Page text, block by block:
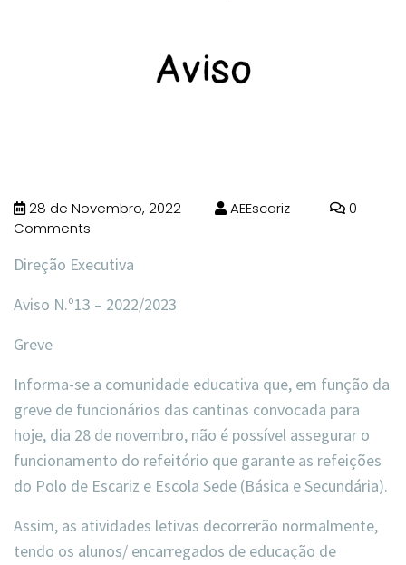
28 de Novembro, 2022 AEEscariz
0
Comments
Direção Executiva
Aviso N.º13 – 2022/2023
Greve
Informa-se a comunidade educativa que, em função da
greve de funcionários das cantinas convocada para
hoje, dia 28 de novembro, não é possível assegurar o
funcionamento do refeitório que garante as refeições
do Polo de Escariz e Escola Sede (Básica e Secundária).
Assim, as atividades letivas decorrerão normalmente,
tendo os alunos/ encarregados de educação de